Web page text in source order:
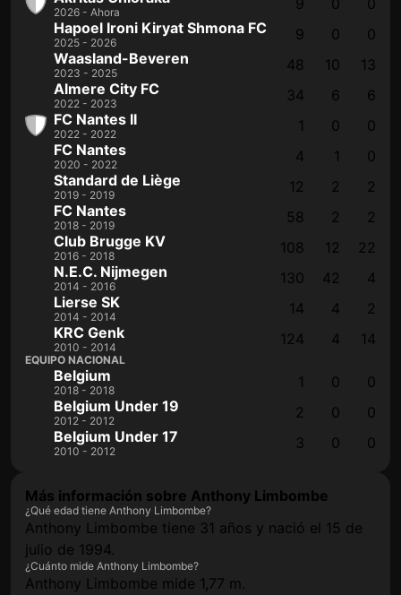
2026 - Ahora 9 0
0
Hapoel Ironi Kiryat Shmona FC
2025 - 2026 9 0
0
Waasland-Beveren
2023 - 2025 48 10
13
Almere City FC
2022 - 2023 34 6
6
FC Nantes II
2022 - 2022 1 0
0
FC Nantes
2020 - 2022 4 1
0
Standard de Liège
2019 - 2019 12 2
2
FC Nantes
2018 - 2019 58 2
2
Club Brugge KV
2016 - 2018 108 12
22
N.E.C. Nijmegen
2014 - 2016 130 42
4
Lierse SK
2014 - 2014 14 4
2
KRC Genk
2010 - 2014 124 4 14
EQUIPO NACIONAL
Belgium
2018 - 2018 1 0
0
Belgium Under 19
2012 - 2012 2 0
0
Belgium Under 17
2010 - 2012 3 0 0
Más información sobre Anthony Limbombe
¿Qué edad tiene Anthony Limbombe?
Anthony Limbombe tiene 31 años y nació el 15 de
julio de 1994.
¿Cuánto mide Anthony Limbombe?
Anthony Limbombe mide 1,77 m.